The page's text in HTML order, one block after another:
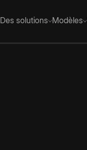
Des solutions Modèles